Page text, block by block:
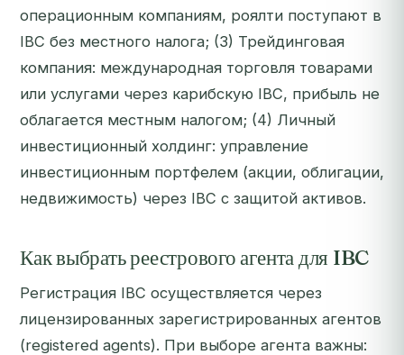
операционным компаниям, роялти поступают в
IBC без местного налога; (3) Трейдинговая
компания: международная торговля товарами
или услугами через карибскую IBC, прибыль не
облагается местным налогом; (4) Личный
инвестиционный холдинг: управление
инвестиционным портфелем (акции, облигации,
недвижимость) через IBC с защитой активов.
Как выбрать реестрового агента для IBC
Регистрация IBC осуществляется через
лицензированных зарегистрированных агентов
(registered agents). При выборе агента важны: